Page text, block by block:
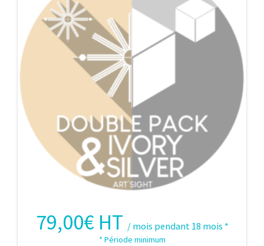
79,00€HT / mois pendant 18 mois *
* Période minimum